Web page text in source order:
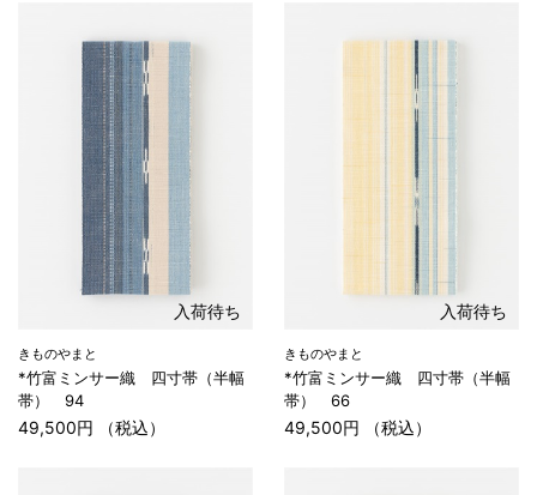
入荷待ち
きものやまと
*竹富ミンサー織 四寸帯（半幅
帯） 94
49,500円 （税込）
入荷待ち
きものやまと
*竹富ミンサー織 四寸帯（半幅
帯） 66
49,500円 （税込）